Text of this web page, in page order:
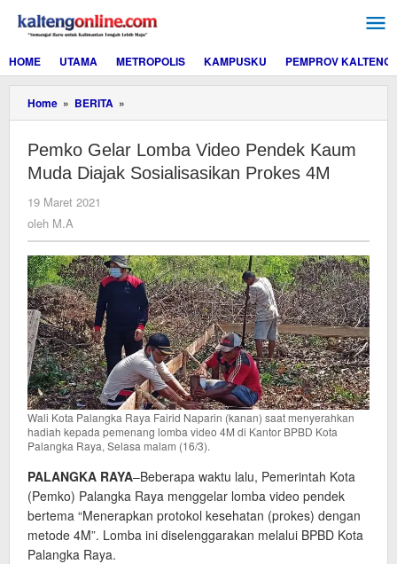
konten
HOME
UTAMA METROPOLIS KAMPUSKU PEMPROV KALTENG
Home » BERITA »
Gelar
Video
Pendek
Kaum
Prokes
4M
Pemko Gelar Lomba Video Pendek Kaum
Muda Diajak Sosialisasikan Prokes 4M
19 Maret 2021
oleh M.A
Wali Kota Palangka Raya Fairid Naparin (kanan) saat menyerahkan
hadiah kepada pemenang lomba video 4M di Kantor BPBD Kota
Palangka Raya, Selasa malam (16/3).
PALANGKA RAYA–Beberapa waktu lalu, Pemerintah Kota
(Pemko) Palangka Raya menggelar lomba video pendek
bertema “Menerapkan protokol kesehatan (prokes) dengan
metode 4M”. Lomba ini diselenggarakan melalui BPBD Kota
Palangka Raya.